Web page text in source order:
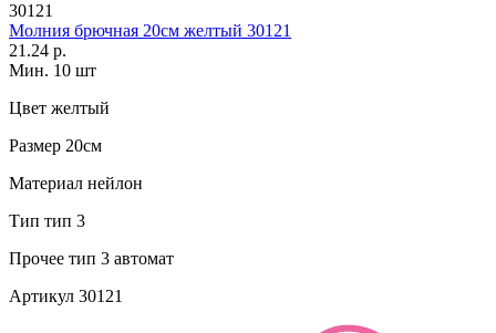
30121
Молния брючная 20см желтый 30121
21.24 р.
Мин. 10 шт
Цвет желтый
Размер 20см
Материал нейлон
Тип тип 3
Прочее тип 3 автомат
Артикул 30121